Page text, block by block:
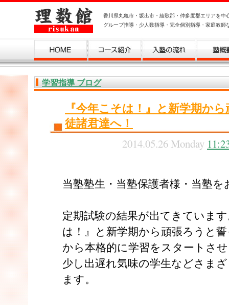
香川県丸亀市・坂出市・綾歌郡・仲多度郡エリアを中
グループ指導・少人数指導・完全個別指導・家庭教
学習指導 ブログ
『今年こそは！』と新学期か
徒諸君達へ！
2014.05.26 Monday
当塾塾生・当塾保護者様・当塾を
定期試験の結果が出てきていま
は！』と新学期から頑張ろうと
から本格的に学習をスタートさ
少し出遅れ気味の学生などさま
ます。